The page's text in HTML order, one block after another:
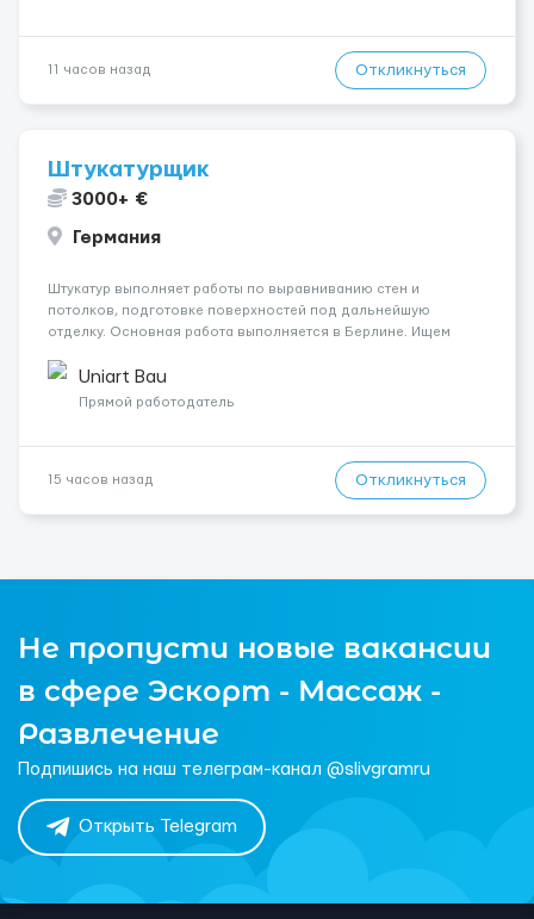
11 часов назад Откликнуться
Штукатурщик
3000+ €
Германия
Штукатур выполняет работы по выравниванию стен и
потолков, подготовке поверхностей под дальнейшую
отделку. Основная работа выполняется в Берлине. Ищем
специалистов с подтверждённым опытом и портфолио.
Обязанности Подготовка оснований ...
Uniart Bau
Прямой работодатель
15 часов назад Откликнуться
Не пропусти новые вакансии
в сфере Эскорт - Массаж -
Развлечение
Подпишись на наш телеграм-канал @slivgramru
Открыть Telegram